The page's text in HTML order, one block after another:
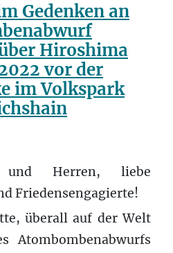
Gedenken an
Hiroshima
vor der
im Volkspark
und Herren, liebe
Friedensengagierte!
überall auf der Welt
Atombombenabwurfs